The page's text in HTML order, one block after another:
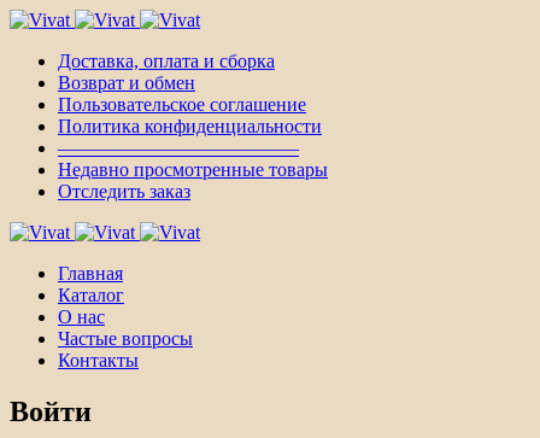
Доставка, оплата и сборка
Возврат и обмен
Пользовательское соглашение
Политика конфиденциальности
————————————–
Недавно просмотренные товары
Отследить заказ
Главная
Каталог
О нас
Частые вопросы
Контакты
Войти